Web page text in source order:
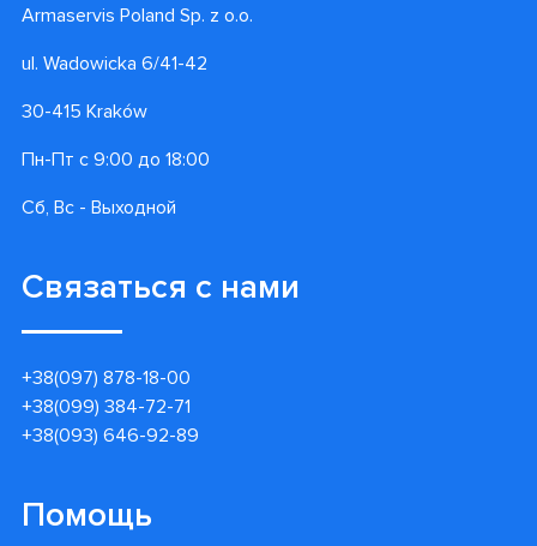
Armaservis Poland Sp. z o.o.
ul. Wadowicka 6/41-42
30-415 Kraków
Пн-Пт с 9:00 до 18:00
Сб, Вс - Выходной
Связаться с нами
+38(097) 878-18-00
+38(099) 384-72-71
+38(093) 646-92-89
Помощь